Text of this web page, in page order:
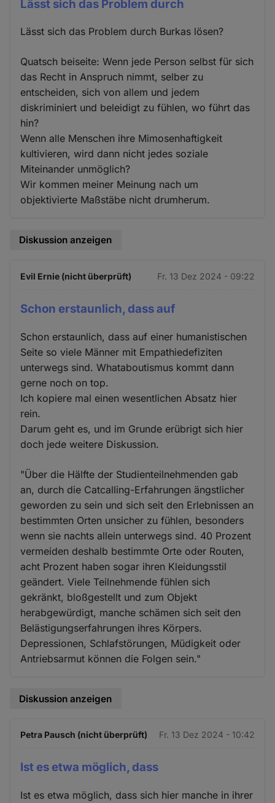
Lässt sich das Problem durch
Lässt sich das Problem durch Burkas lösen?
Quatsch beiseite: Wenn jede Person selbst für sich
das Recht in Anspruch nimmt, selber zu
entscheiden, sich von allem und jedem
diskriminiert und beleidigt zu fühlen, wo führt das
hin?
Wenn alle Menschen ihre Mimosenhaftigkeit
kultivieren, wird dann nicht jedes soziale
Miteinander unmöglich?
Wir kommen meiner Meinung nach um
objektivierte Maßstäbe nicht drumherum.
Diskussion anzeigen
Evil Ernie (nicht überprüft) Fr. 13 Dez 2024 - 09:22
Schon erstaunlich, dass auf
Schon erstaunlich, dass auf einer humanistischen
Seite so viele Männer mit Empathiedefiziten
unterwegs sind. Whataboutismus kommt dann
gerne noch on top.
Ich kopiere mal einen wesentlichen Absatz hier
rein.
Darum geht es, und im Grunde erübrigt sich hier
doch jede weitere Diskussion.
"Über die Hälfte der Studienteilnehmenden gab
an, durch die Catcalling-Erfahrungen ängstlicher
geworden zu sein und sich seit den Erlebnissen an
bestimmten Orten unsicher zu fühlen, besonders
wenn sie nachts allein unterwegs sind. 40 Prozent
vermeiden deshalb bestimmte Orte oder Routen,
acht Prozent haben sogar ihren Kleidungsstil
geändert. Viele Teilnehmende fühlen sich
gekränkt, bloßgestellt und zum Objekt
herabgewürdigt, manche schämen sich seit den
Belästigungserfahrungen ihres Körpers.
Depressionen, Schlafstörungen, Müdigkeit oder
Antriebsarmut können die Folgen sein."
Diskussion anzeigen
Petra Pausch (nicht überprüft) Fr. 13 Dez 2024 - 10:42
Ist es etwa möglich, dass
Ist es etwa möglich, dass sich hier manche in ihrer